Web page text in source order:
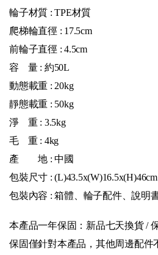
輪子材質 : TPE材質
爬梯輪直徑 : 17.5cm
前輪子直徑 : 4.5cm
容 量 : 約50L
動態載重 : 20kg
靜態載重 : 50kg
淨 重 : 3.5kg
毛 重 : 4kg
產 地 : 中國
包裝尺寸 : (L)43.5x(W)16.5x(H)46cm
包裝內容 : 箱體、輪子配件、說明
本產品一年保固：新品七天換貨 /
保固僅針對本產品，其他周邊配件